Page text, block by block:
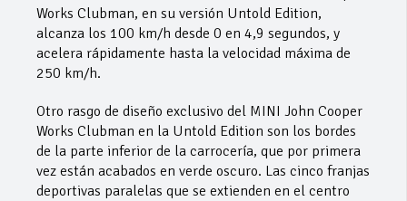
Works Clubman, en su versión Untold Edition,
alcanza los 100 km/h desde 0 en 4,9 segundos, y
acelera rápidamente hasta la velocidad máxima de
250 km/h.
Otro rasgo de diseño exclusivo del MINI John Cooper
Works Clubman en la Untold Edition son los bordes
de la parte inferior de la carrocería, que por primera
vez están acabados en verde oscuro. Las cinco franjas
deportivas paralelas que se extienden en el centro